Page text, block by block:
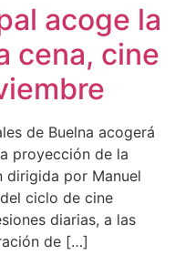
acoge la
cena, cine
de Buelna acogerá
proyección de la
dirigida por Manuel
ciclo de cine
diarias, a las
de […]